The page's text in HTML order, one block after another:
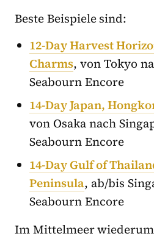
Beste Beispiele sind:
12-Day Harvest
Charms, von Tokyo
Seabourn Encore
14-Day Japan,
von Osaka nach
Seabourn Encore
14-Day Gulf of
Peninsula, ab/bis
Seabourn Encore
Im Mittelmeer